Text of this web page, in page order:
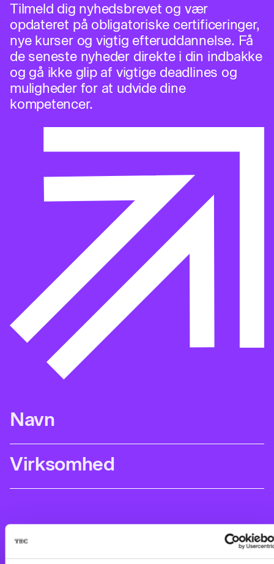
Tilmeld dig nyhedsbrevet og vær
opdateret på obligatoriske certificeringer,
nye kurser og vigtig efteruddannelse. Få
de seneste nyheder direkte i din indbakke
og gå ikke glip af vigtige deadlines og
muligheder for at udvide dine
kompetencer.